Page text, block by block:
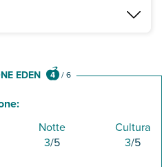
e un bar.
EDEN 4 /6
Notte
3/5
Cultura
3/5